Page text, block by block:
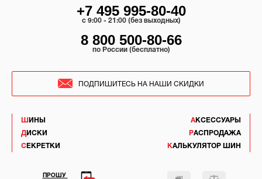
ШИНЫ
ДИСКИ
СЕКРЕТКИ
АКСЕССУАРЫ
РАСПРОДАЖА
КАЛЬКУЛЯТОР ШИН
+7 495 995-80-40
c 9:00 - 21:00 (без выходных)
8 800 500-80-66
по России (бесплатно)
ПОДПИШИТЕСЬ НА НАШИ СКИДКИ
ПРОШУ